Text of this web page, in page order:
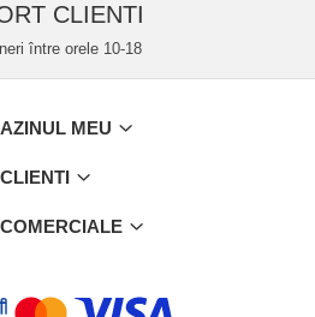
CLIENTI
între orele 10-18
MEU
CLIENTI